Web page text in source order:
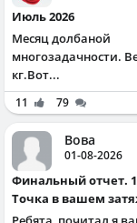
Июль 2026
Месяц долбаной
многозадачности.
кг.Вот...
11 79
Вова
01-08-2026
Финальный отчет. 185/75.5.
Точка в вашем